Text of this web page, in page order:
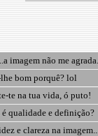
imagem não me
lhe bom porquê? lol
te na tua vida, ó puto!
é qualidade e definição?
e clareza na